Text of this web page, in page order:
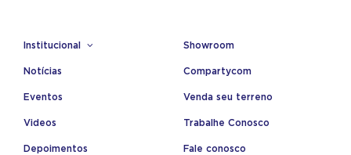
Institucional
Notícias
Eventos
Videos
Depoimentos
Showroom
Compartycom
Venda seu terreno
Trabalhe Conosco
Fale conosco